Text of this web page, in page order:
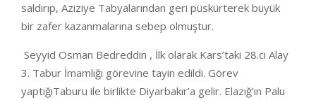
saldırıp, Aziziye Tabyalarından geri püskürterek büyük
bir zafer kazanmalarına sebep olmuştur.
Seyyid Osman Bedreddin , İlk olarak Kars’taki 28.ci Alay
3. Tabur İmamlığı görevine tayin edildi. Görev
yaptığıTaburu ile birlikte Diyarbakır’a gelir. Elazığ’ın Palu